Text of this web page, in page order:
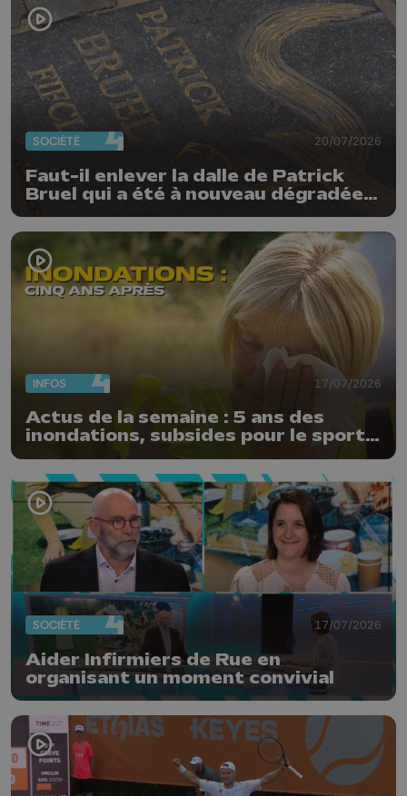
SOCIÉTÉ 20/07/2026
Faut-il enlever la dalle de Patrick
Bruel qui a été à nouveau dégradée ?
"Nos ouvriers sont en vacances"
INFOS 17/07/2026
Actus de la semaine : 5 ans des
inondations, subsides pour le sport
SOCIÉTÉ 17/07/2026
Aider Infirmiers de Rue en
organisant un moment convivial